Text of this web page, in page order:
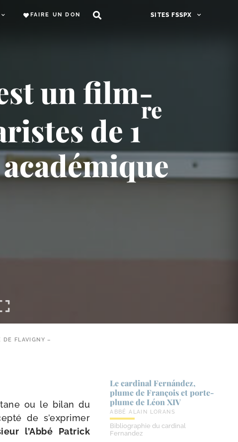
FAIRE UN DON SITES FSSPX
un film-​
de 1
re
DE FLAVIGNY –
ou le bilan du
de s’ex­pri­mer
l’Abbé Patrick
Le cardinal Fernández,
plume de François et porte-​
plume de Léon XIV
ABBÉ ALAIN LORANS
Bibliographie du cardinal
Fernandez